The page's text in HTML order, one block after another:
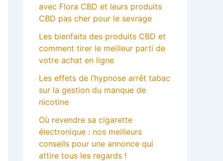
avec Flora CBD et leurs produits
CBD pas cher pour le sevrage
Les bienfaits des produits CBD et
comment tirer le meilleur parti de
votre achat en ligne
Les effets de l’hypnose arrêt tabac
sur la gestion du manque de
nicotine
Où revendre sa cigarette
électronique : nos meilleurs
conseils pour une annonce qui
attire tous les regards !